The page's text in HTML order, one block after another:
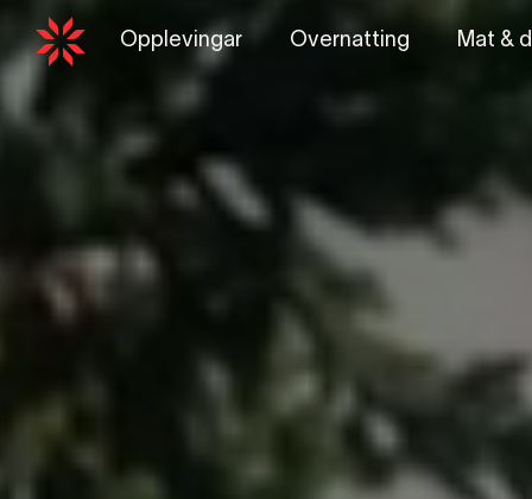
Opplevingar Overnatting Mat &